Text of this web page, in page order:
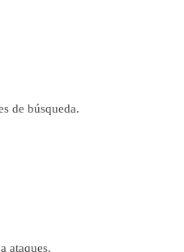
de búsqueda.
ataques.